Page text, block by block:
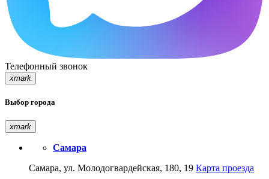
Телефонный звонок
xmark
Выбор города
xmark
Самара
Самара, ул. Молодогвардейская, 180, 19 Карта проезда